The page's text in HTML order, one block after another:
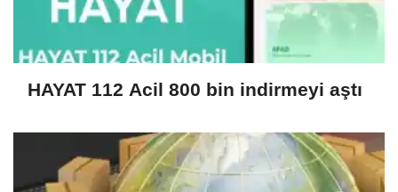
HAYAT 112 Acil 800 bin indirmeyi aştı